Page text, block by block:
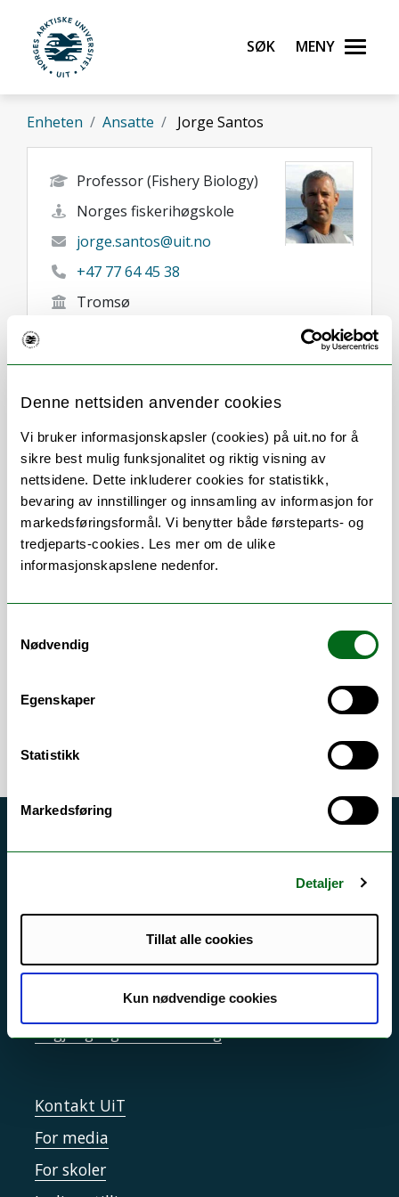
Denne nettsiden anvender cookies
Vi bruker informasjonskapsler (cookies) på uit.no for å
sikre best mulig funksjonalitet og riktig visning av
nettsidene. Dette inkluderer cookies for statistikk,
bevaring av innstillinger og innsamling av informasjon for
markedsføringsformål. Vi benytter både førsteparts- og
tredjeparts-cookies. Les mer om de ulike
informasjonskapslene nedenfor.
Nødvendig
Egenskaper
Statistikk
Markedsføring
Detaljer
Tillat alle cookies
Kun nødvendige cookies
Gå til hovedinnhold
UiT Norges arktiske universitet
Søk Meny
Enheten Ansatte Jorge Santos
Professor (Fishery Biology)
Norges fiskerihøgskole
jorge.santos@uit.no
+47 77 64 45 38
Tromsø
Om
Forskning og undervisning
Publikasjoner
Stillingsbeskrivelse
management and research methods
Personvern ved UiT
Sikkerhet, beredskap og personvern
Informasjonskapsler
Tilgjengelighetserklæring
Kontakt UiT
For media
For skoler